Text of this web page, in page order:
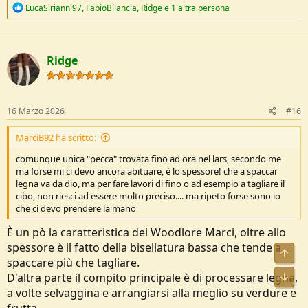
Vedi l'allegato 275886
R
c
t
i
o
n
:
LucaSirianni97, FabioBilancia, Ridgee 1 altra persona
Ridge
16 Marzo 2026 #16
MarciB92 ha scritto:
comunque unica "pecca" trovata fino ad ora nel lars, secondo me
ma forse mi ci devo ancora abituare, è lo spessore! che a spaccar
legna va da dio, ma per fare lavori di fino o ad esempio a tagliare il
cibo, non riesci ad essere molto preciso.... ma ripeto forse sono io
che ci devo prendere la mano
È un pò la caratteristica dei Woodlore Marci, oltre allo
spessore è il fatto della bisellatura bassa che tende a
spaccare più che tagliare.
D'altra parte il compito principale è di processare legna,
a volte selvaggina e arrangiarsi alla meglio su verdure e